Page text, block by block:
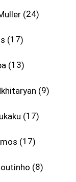
24
17
13
9
17
17
8